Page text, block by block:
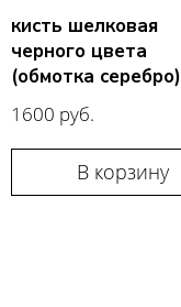
кисть шелковая
черного цвета
(обмотка серебро)
1600 руб.
В корзину